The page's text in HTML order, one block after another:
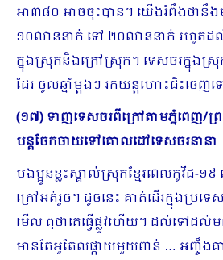
អា៣៨០ អាចចុះបាន។ យើងរំពឹងថានឹង
១០លាននាក់ ទៅ ២០លាននាក់ រហូតដ
ក្នុងស្រុកនិងក្រៅស្រុក។ ទេសចរក្នុង
ដែរ ចូលឆ្នាំម្តងៗ រកយន្តហោះជិះចេញ​
(១៧) ទាញទេសចរពីក្រៅតាមភ្នំពេញ
បន្តចែកចាយទៅគោលដៅទេសចរនានា
បងប្អូនខ្លះស្គាល់ស្រុកខ្មែរពេលកូវីដ-១
ក្រៅអត់រួច។ ដូចនេះ គាត់ដើរក្នុងប្រ
មើល ឮថាគេធ្វើផ្លូវហើយ​។ ដល់ទៅដល់
មានតែអូតែលផ្កាយមួយពាន់ … អញ្ចឹងគ